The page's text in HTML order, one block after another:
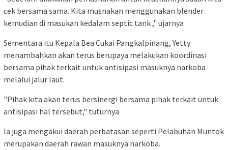
cek bersama sama. Kita musnakan menggunakan blender
kemudian di masukan kedalam septic tank ," ujarnya
Sementara itu Kepala Bea Cukai Pangkalpinang, Yetty
menambahkan akan terus berupaya melakukan koordinasi
bersama pihak terkait untuk antisipasi masuknya narkoba
melalui jalur laut.
"Pihak kita akan terus bersinergi bersama pihak terkait untuk
antisipasi hal tersebut," tuturnya
Ia juga mengakui daerah perbatasan seperti Pelabuhan Muntok
merupakan daerah rawan masuknya narkoba.